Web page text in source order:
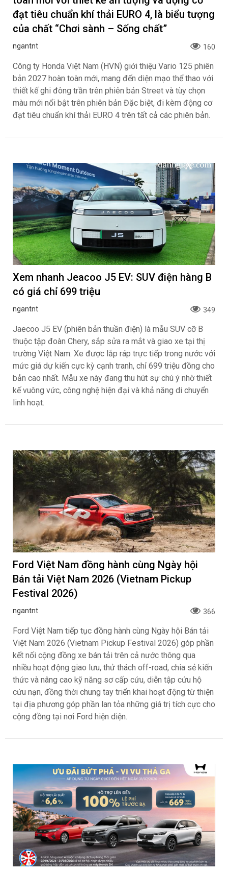
đạt tiêu chuẩn khí thải EURO 4, là biểu tượng
của chất “Chơi sành – Sống chất”
ngantnt 160
Công ty Honda Việt Nam (HVN) giới thiệu Vario 125 phiên
bản 2027 hoàn toàn mới, mang đến diện mạo thể thao với
thiết kế ghi đông trần trên phiên bản Street và tùy chọn
màu mới nổi bật trên phiên bản Đặc biệt, đi kèm động cơ
đạt tiêu chuẩn khí thải EURO 4 trên tất cả các phiên bản.
Xem nhanh Jeacoo J5 EV: SUV điện hàng B
có giá chỉ 699 triệu
ngantnt 349
Jaecoo J5 EV (phiên bản thuần điện) là mẫu SUV cỡ B
thuộc tập đoàn Chery, sắp sửa ra mắt và giao xe tại thị
trường Việt Nam. Xe được lắp ráp trực tiếp trong nước với
mức giá dự kiến cực kỳ cạnh tranh, chỉ 699 triệu đồng cho
bản cao nhất. Mẫu xe này đang thu hút sự chú ý nhờ thiết
kế vuông vức, công nghệ hiện đại và khả năng di chuyển
linh hoạt.
Ford Việt Nam đồng hành cùng Ngày hội
Bán tải Việt Nam 2026 (Vietnam Pickup
Festival 2026)
ngantnt 366
Ford Việt Nam tiếp tục đồng hành cùng Ngày hội Bán tải
Việt Nam 2026 (Vietnam Pickup Festival 2026) góp phần
kết nối cộng đồng xe bán tải trên cả nước thông qua
nhiều hoạt động giao lưu, thử thách off-road, chia sẻ kiến
thức và nâng cao kỹ năng sơ cấp cứu, diễn tập cứu hộ
cứu nạn, đồng thời chung tay triển khai hoạt động từ thiện
tại địa phương góp phần lan tỏa những giá trị tích cực cho
cộng đồng tại nơi Ford hiện diện.